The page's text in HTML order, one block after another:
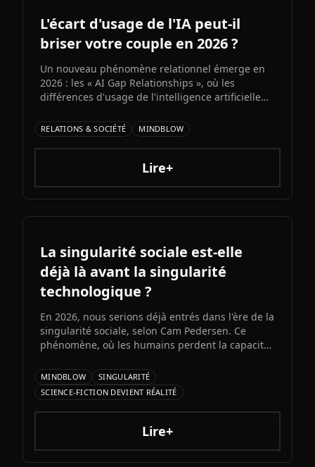
L'écart d'usage de l'IA peut-il
briser votre couple en 2026 ?
Un nouveau phénomène relationnel émerge en
2026 : les « AI Gap Relationships », où les
différences d'usage de l'intelligence artificielle
productivité, l'intimité et la compatibilité.
Décryptage d'une fracture numérique qui s'invite
dans la vie de couple.
RELATIONS & SOCIÉTÉ MINDBLOW
Lire+
La singularité sociale est-elle
déjà là avant la singularité
technologique ?
En 2026, nous serions déjà entrés dans l'ère de la
singularité sociale, selon Cam Pedersen. Ce
phénomène, où les humains perdent la capacité
artificielles, précéderait la singularité
technologique attendue pour 2034.
MINDBLOW
SINGULARITÉ
SCIENCE-FICTION DEVIENT RÉALITÉ
Lire+